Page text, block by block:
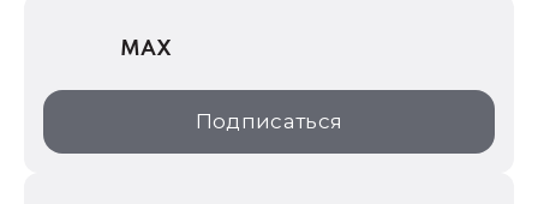
1С:Дистрибьюция
1С:Образование
ИТС.1C.ru
MAX
Подписаться